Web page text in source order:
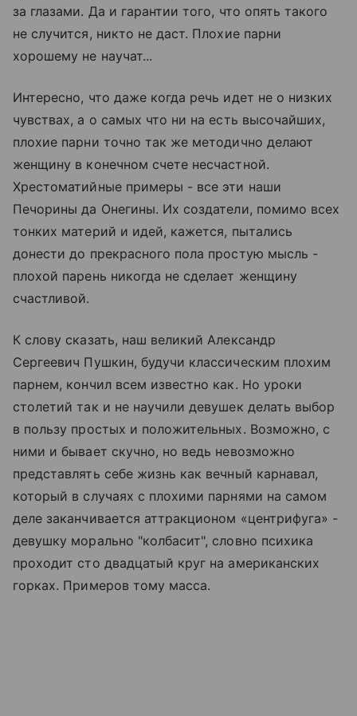
за глазами. Да и гарантии того, что опять такого
не случится, никто не даст. Плохие парни
хорошему не научат...
Интересно, что даже когда речь идет не о низких
чувствах, а о самых что ни на есть высочайших,
плохие парни точно так же методично делают
женщину в конечном счете несчастной.
Хрестоматийные примеры - все эти наши
Печорины да Онегины. Их создатели, помимо всех
тонких материй и идей, кажется, пытались
донести до прекрасного пола простую мысль -
плохой парень никогда не сделает женщину
счастливой.
К слову сказать, наш великий Александр
Сергеевич Пушкин, будучи классическим плохим
парнем, кончил всем известно как. Но уроки
столетий так и не научили девушек делать выбор
в пользу простых и положительных. Возможно, с
ними и бывает скучно, но ведь невозможно
представлять себе жизнь как вечный карнавал,
который в случаях с плохими парнями на самом
деле заканчивается аттракционом «центрифуга» -
девушку морально "колбасит", словно психика
проходит сто двадцатый круг на американских
горках. Примеров тому масса.